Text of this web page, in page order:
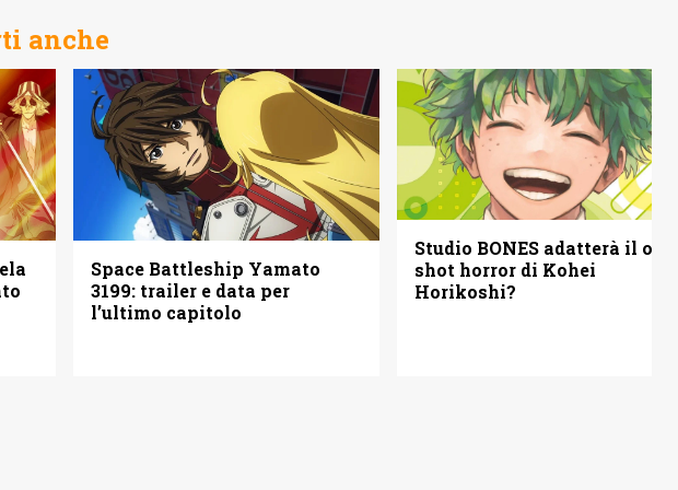
anche
Space Battleship Yamato
3199: trailer e data per
l’ultimo capitolo
Studio BONES adatterà il
shot horror di Kohei
Horikoshi?